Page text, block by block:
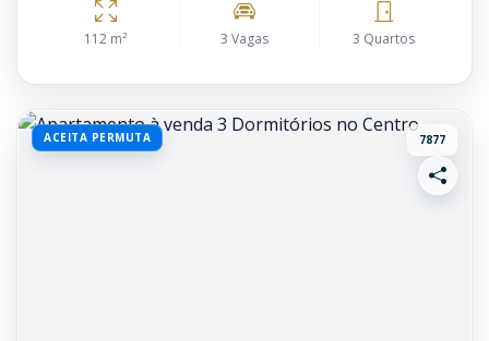
112 m² 3 Vagas 3 Quartos
ACEITA PERMUTA 7877